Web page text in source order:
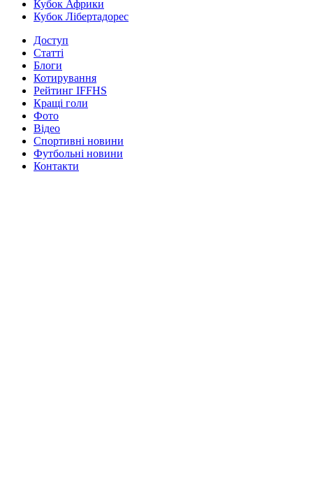
Кубок Африки
Кубок Лібертадорес
Доступ
Статті
Блоги
Котирування
Рейтинг IFFHS
Кращі голи
Фото
Відео
Спортивні новини
Футбольні новини
Контакти